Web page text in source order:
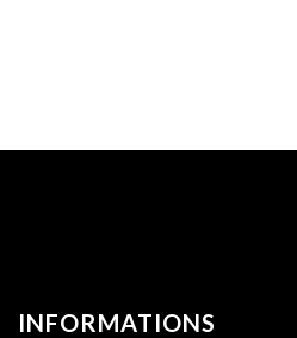
INFORMATIONS